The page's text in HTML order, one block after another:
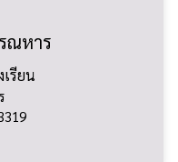
ณหาร
เรียน